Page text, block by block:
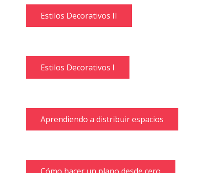
Estilos Decorativos II
Estilos Decorativos I
Aprendiendo a distribuir espacios